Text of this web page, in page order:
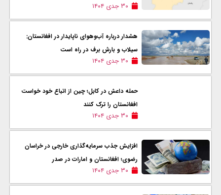
۳۰ جدی ۱۴۰۴
هشدار درباره آب‌وهوای ناپایدار در افغانستان:
سیلاب و بارش برف در راه است
۳۰ جدی ۱۴۰۴
حمله داعش در کابل؛ چین از اتباع خود خواست
افغانستان را ترک کنند
۳۰ جدی ۱۴۰۴
افزایش جذب سرمایه‌گذاری خارجی در خراسان
رضوی؛ افغانستان و امارات در صدر
۳۰ جدی ۱۴۰۴